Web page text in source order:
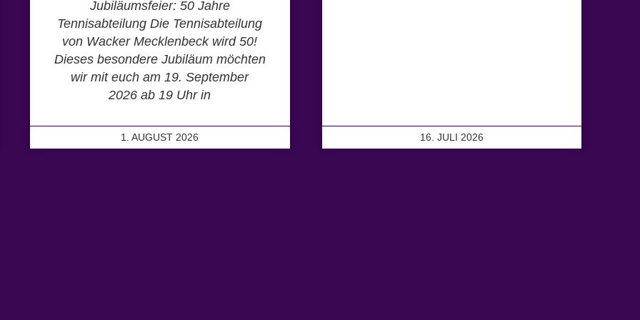
Jubiläumsfeier: 50 Jahre
Tennisabteilung Die Tennisabteilung
von Wacker Mecklenbeck wird 50!
Dieses besondere Jubiläum möchten
wir mit euch am 19. September
2026 ab 19 Uhr in
1. AUGUST 2026 16. JULI 2026